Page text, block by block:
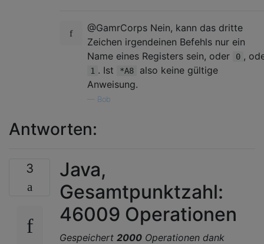
@GamrCorps Nein, kann das dritte
Zeichen irgendeinen Befehls nur ein
Name eines Registers sein, oder
0 ,
1 . Ist *A8
also keine gültige
Anweisung.
Bob
Antworten:
3
Java,
Gesamtpunktzahl:
46009 Operationen
Gespeichert 2000 Operationen dank